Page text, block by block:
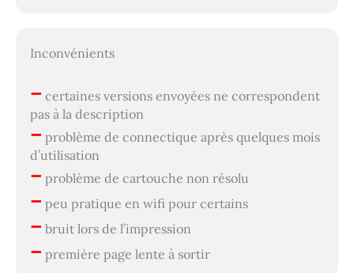
Inconvénients
– certaines versions envoyées ne correspondent
pas à la description
– problème de connectique après quelques mois
d’utilisation
– problème de cartouche non résolu
– peu pratique en wifi pour certains
– bruit lors de l’impression
– première page lente à sortir